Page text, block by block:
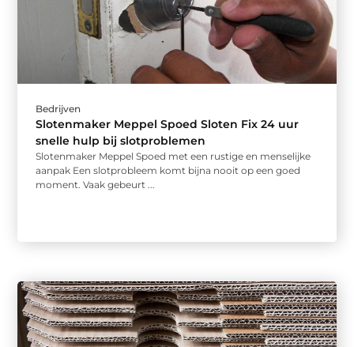
Bedrijven
Slotenmaker Meppel Spoed Sloten Fix 24 uur
snelle hulp bij slotproblemen
Slotenmaker Meppel Spoed met een rustige en menselijke
aanpak Een slotprobleem komt bijna nooit op een goed
moment. Vaak gebeurt ...